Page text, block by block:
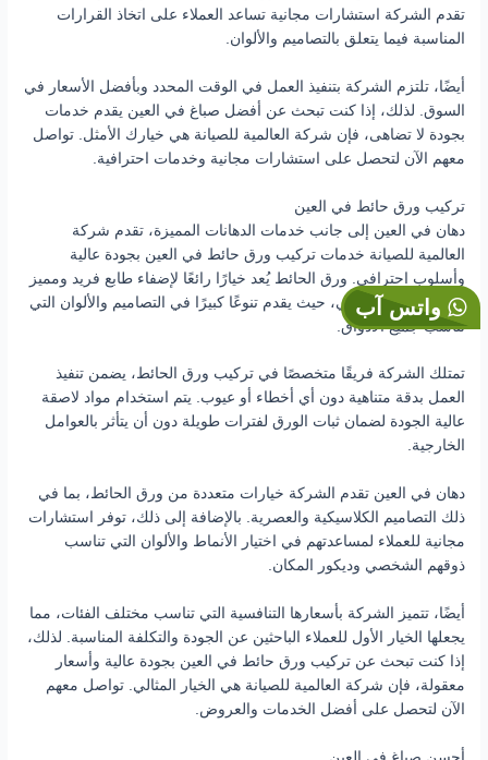
تقدم الشركة استشارات مجانية تساعد العملاء على اتخاذ القرارات
المناسبة فيما يتعلق بالتصاميم والألوان.
أيضًا، تلتزم الشركة بتنفيذ العمل في الوقت المحدد وبأفضل الأسعار في
السوق. لذلك، إذا كنت تبحث عن أفضل صباغ في العين يقدم خدمات
بجودة لا تضاهى، فإن شركة العالمية للصيانة هي خيارك الأمثل. تواصل
معهم الآن لتحصل على استشارات مجانية وخدمات احترافية.
تركيب ورق حائط في العين
دهان في العين إلى جانب خدمات الدهانات المميزة، تقدم شركة
العالمية للصيانة خدمات تركيب ورق حائط في العين بجودة عالية
وأسلوب احترافي. ورق الحائط يُعد خيارًا رائعًا لإضفاء طابع فريد ومميز
على الديكور الداخلي، حيث يقدم تنوعًا كبيرًا في التصاميم والألوان التي
تناسب جميع الأذواق.
تمتلك الشركة فريقًا متخصصًا في تركيب ورق الحائط، يضمن تنفيذ
العمل بدقة متناهية دون أي أخطاء أو عيوب. يتم استخدام مواد لاصقة
عالية الجودة لضمان ثبات الورق لفترات طويلة دون أن يتأثر بالعوامل
الخارجية.
دهان في العين تقدم الشركة خيارات متعددة من ورق الحائط، بما في
ذلك التصاميم الكلاسيكية والعصرية. بالإضافة إلى ذلك، توفر استشارات
مجانية للعملاء لمساعدتهم في اختيار الأنماط والألوان التي تناسب
ذوقهم الشخصي وديكور المكان.
أيضًا، تتميز الشركة بأسعارها التنافسية التي تناسب مختلف الفئات، مما
يجعلها الخيار الأول للعملاء الباحثين عن الجودة والتكلفة المناسبة. لذلك،
إذا كنت تبحث عن تركيب ورق حائط في العين بجودة عالية وأسعار
معقولة، فإن شركة العالمية للصيانة هي الخيار المثالي. تواصل معهم
الآن لتحصل على أفضل الخدمات والعروض.
واتس آب